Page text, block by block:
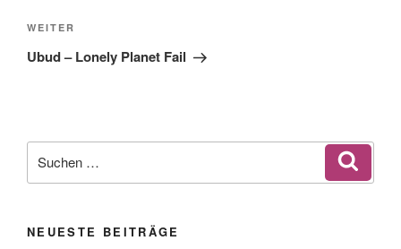
Nächster
Beitrag
WEITER
Ubud – Lonely Planet Fail
nach:
NEUESTE BEITRÄGE